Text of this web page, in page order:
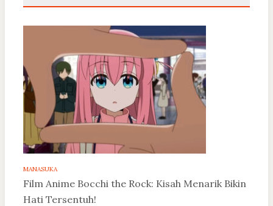
MANASUKA
Film Anime Bocchi the Rock: Kisah Menarik Bikin
Hati Tersentuh!